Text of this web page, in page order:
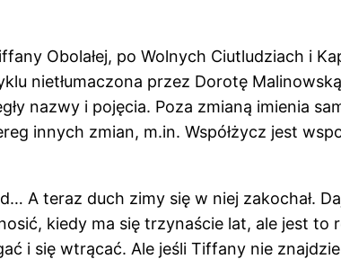
Obolałej, po Wolnych Ciutludziach i
nietłumaczona przez Dorotę
nazwy i pojęcia. Poza zmianą imienia
innych zmian, m.in. Współżycz jest
A teraz duch zimy się w niej zakochał.
kiedy ma się trzynaście lat, ale jest to
i się wtrącać. Ale jeśli Tiffany nie